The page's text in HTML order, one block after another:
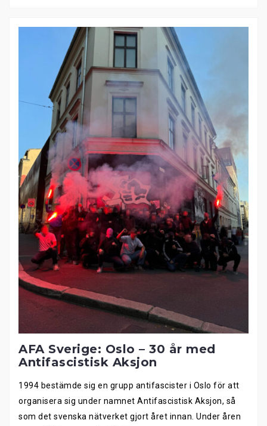
AFA Sverige: Oslo – 30 år med
Antifascistisk Aksjon
1994 bestämde sig en grupp antifascister i Oslo för att
organisera sig under namnet Antifascistisk Aksjon, så
som det svenska nätverket gjort året innan. Under åren